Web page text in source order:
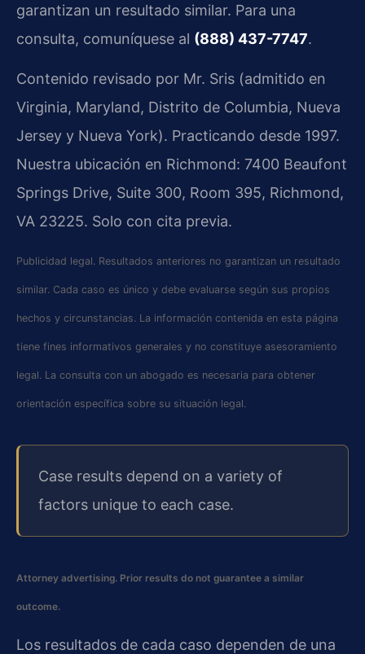
garantizan un resultado similar. Para una
consulta, comuníquese al (888) 437-7747.
Contenido revisado por Mr. Sris (admitido en
Virginia, Maryland, Distrito de Columbia, Nueva
Jersey y Nueva York). Practicando desde 1997.
Nuestra ubicación en Richmond: 7400 Beaufont
Springs Drive, Suite 300, Room 395, Richmond,
VA 23225. Solo con cita previa.
Publicidad legal. Resultados anteriores no garantizan un resultado
similar. Cada caso es único y debe evaluarse según sus propios
hechos y circunstancias. La información contenida en esta página
tiene fines informativos generales y no constituye asesoramiento
legal. La consulta con un abogado es necesaria para obtener
orientación específica sobre su situación legal.
Case results depend on a variety of
factors unique to each case.
Attorney advertising. Prior results do not guarantee a similar
outcome.
Los resultados de cada caso dependen de una